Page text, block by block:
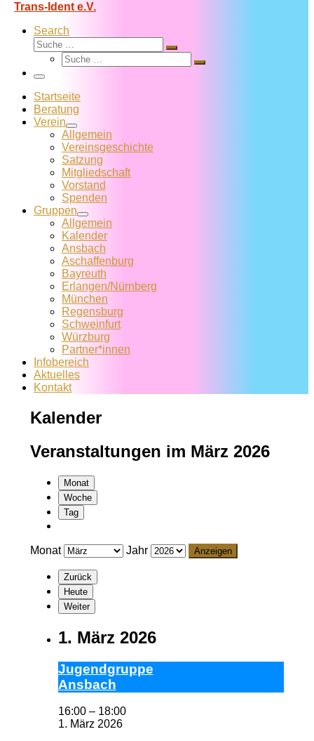
Trans-Ident e.V.
Search
Suche
Suche
Suche
Suche
Menü
Startseite
Beratung
Verein
Allgemein
Vereins­geschichte
Satzung
Mitglied­schaft
Vorstand
Spenden
Gruppen
Allgemein
Kalender
Ansbach
Aschaffenburg
Bayreuth
Erlangen/Nürnberg
München
Regensburg
Schweinfurt
Würzburg
Partner*innen
Infobereich
Aktuelles
Kontakt
Kalender
Veranstaltungen im März 2026
Monat
Woche
Tag
Monat Jahr
Zurück
Heute
Weiter
1. März 2026
Ju­gend­grup­pe
Ans­bach
16:00 – 18:00
1. März 2026